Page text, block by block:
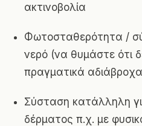
ακτινοβολία
Φωτοσταθερότητα /
νερό (να θυμάστε ότι
πραγματικά
Σύσταση κατάλληλη
δέρματος π.χ. με